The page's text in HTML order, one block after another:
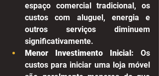
espaço comercial tradicional, os
custos com aluguel, energia e
outros serviços diminuem
significativamente.
Menor Investimento Inicial: Os
custos para iniciar uma loja móvel